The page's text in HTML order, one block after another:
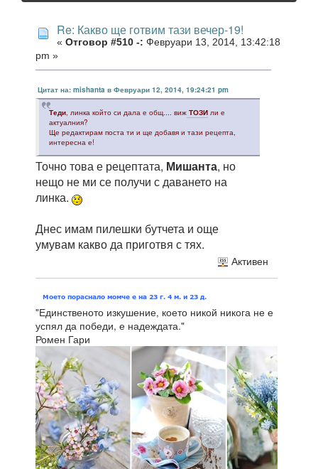
Re: Какво ще готвим тази вечер-19!
« Отговор #510 -: Февруари 13, 2014, 13:42:18
pm »
Цитат на: mishanta в Февруари 12, 2014, 19:24:21 pm
Теди, линка който си дала е общ.... виж ТОЗИ ли е
актуалния?
Ще редактирам поста ти и ще добавя и тази рецепта,
интересна е!
Точно това е рецептата, Мишанта, но
нещо не ми се получи с даването на
линка.
Днес имам пилешки бутчета и още
умувам какво да приготвя с тях.
Активен
"Единственото изкушение, което никой никога не е
успял да победи, е надеждата."
Ромен Гари